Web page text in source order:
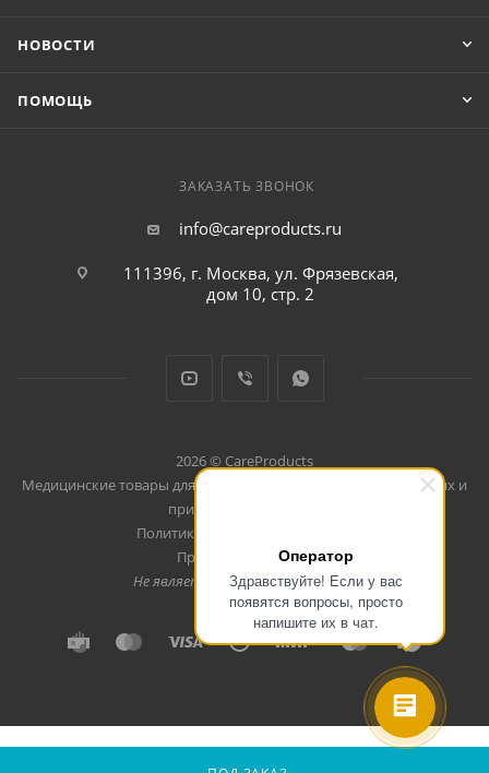
Оператор
Здравствуйте! Если у вас
появятся вопросы, просто
напишите их в чат.
НОВОСТИ
ПОМОЩЬ
ЗАКАЗАТЬ ЗВОНОК
info@careproducts.ru
111396, г. Москва, ул. Фрязевская,
дом 10, стр. 2
2026 © CareProducts
Медицинские товары для использования дома, в путешествиях и
при занятиях спортом
Политика конфеденциальности
Продвижение сайта
Не является публичной офертой